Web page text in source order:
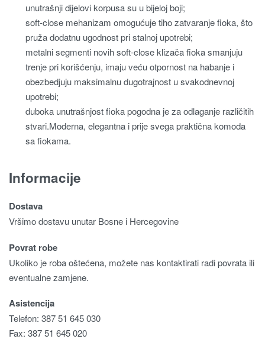
unutrašnji dijelovi korpusa su u bijeloj boji;
soft-close mehanizam omogućuje tiho zatvaranje fioka, što
pruža dodatnu ugodnost pri stalnoj upotrebi;
metalni segmenti novih soft-close klizača fioka smanjuju
trenje pri korišćenju, imaju veću otpornost na habanje i
obezbedjuju maksimalnu dugotrajnost u svakodnevnoj
upotrebi;
duboka unutrašnjost fioka pogodna je za odlaganje različitih
stvari.Moderna, elegantna i prije svega praktična komoda
sa fiokama.
Informacije
Dostava
Vršimo dostavu unutar Bosne i Hercegovine
Povrat robe
Ukoliko je roba oštećena, možete nas kontaktirati radi povrata ili
eventualne zamjene.
Asistencija
Telefon: 387 51 645 030
Fax: 387 51 645 020